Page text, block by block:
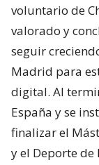
España y se
finalizar el
y el Deporte
—¿Por qué
“Llegué a
elegí porque
acababa el